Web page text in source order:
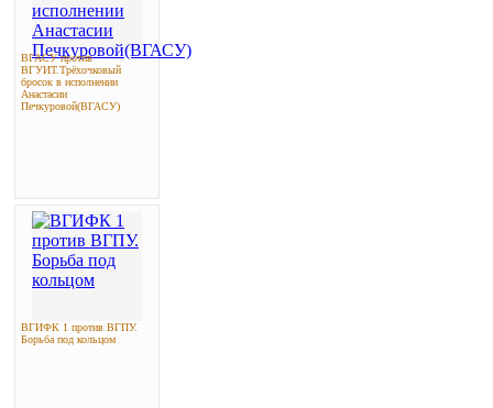
ВГАСУ против
ВГУИТ.Трёхочковый
бросок в исполнении
Анастасии
Печкуровой(ВГАСУ)
ВГИФК 1 против ВГПУ.
Борьба под кольцом